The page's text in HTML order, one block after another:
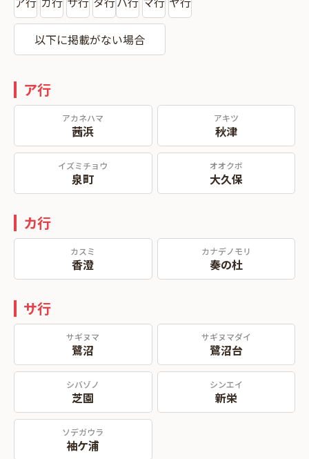
以下に掲載がない場合
ア行
アカネハマ
茜浜
アキツ
秋津
イズミチョウ
泉町
オオクボ
大久保
カ行
カスミ
香澄
カナデノモリ
奏の杜
サ行
サギヌマ
鷺沼
サギヌマダイ
鷺沼台
シバゾノ
芝園
シンエイ
新栄
ソデガウラ
袖ケ浦